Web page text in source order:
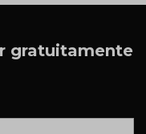
gratuitamente